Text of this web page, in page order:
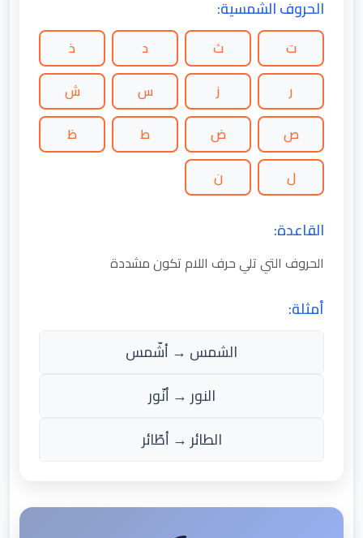
الحروف الشمسية:
ت ث د
ذ
ر
ز س
ش
ص
ض ط
ظ
ل
ن
القاعدة:
الحروف التي تلي حرف اللام تكون مشددة
أمثلة:
الشمس → أشّمس
النور → أنّور
الطائر → أطّائر